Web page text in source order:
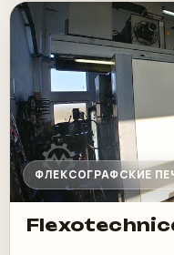
ФЛЕКСОГРАФСКИЕ